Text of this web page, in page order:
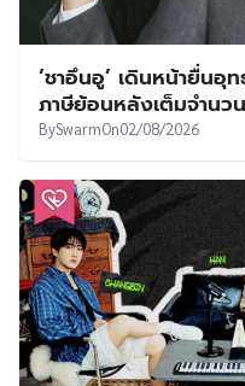
‘ชาอึนอู’ เดินหน้ายื่นอุ
ภาษีย้อนหลังเต็มจำนว
BySwarmOn02/08/2026